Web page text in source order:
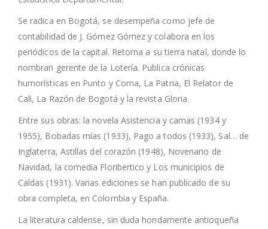
Se radica en Bogotá, se desempeña como jefe de
contabilidad de J. Gómez Gómez y colabora en los
periódicos de la capital. Retorna a su tierra natal, donde lo
nombran gerente de la Lotería. Publica crónicas
humorísticas en Punto y Coma, La Patria, El Relator de
Cali, La Razón de Bogotá y la revista Gloria.
Entre sus obras: la novela Asistencia y camas (1934 y
1955), Bobadas mías (1933), Pago a todos (1933), Sal… de
Inglaterra, Astillas del corazón (1948), Novenario de
Navidad, la comedia Floribertico y Los municipios de
Caldas (1931). Varias ediciones se han publicado de su
obra completa, en Colombia y España.
La literatura caldense, sin duda hondamente antioqueña